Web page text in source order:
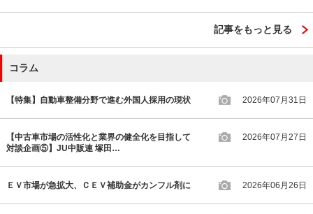
記事をもっと見る
コラム
【特集】自動車整備分野で進む外国人採用の現状 2026年07月31日
【中古車市場の活性化と業界の健全化を目指して
対談企画⑤】JU中販連 塚田…
2026年07月27日
ＥＶ市場が急拡大、ＣＥＶ補助金がカンフル剤に 2026年06月26日